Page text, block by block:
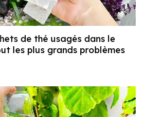
de thé usagés dans le
les plus grands problèmes